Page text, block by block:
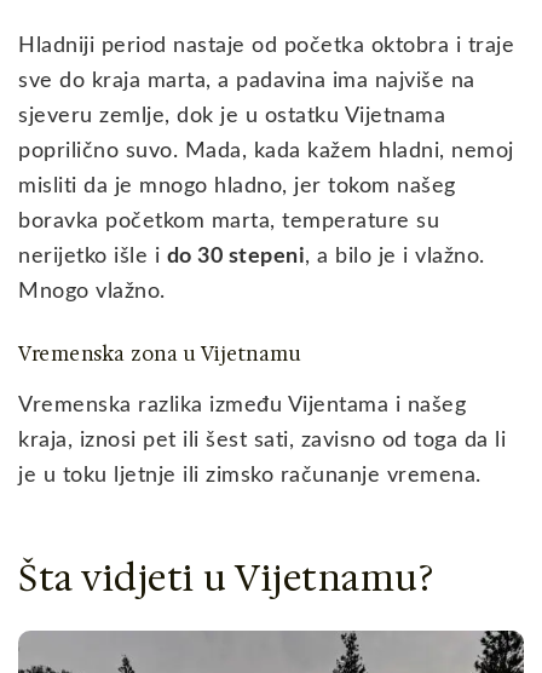
Hladniji period nastaje od početka oktobra i traje
sve do kraja marta, a padavina ima najviše na
sjeveru zemlje, dok je u ostatku Vijetnama
poprilično suvo. Mada, kada kažem hladni, nemoj
misliti da je mnogo hladno, jer tokom našeg
boravka početkom marta, temperature su
nerijetko išle i do 30 stepeni, a bilo je i vlažno.
Mnogo vlažno.
Vremenska zona u Vijetnamu
Vremenska razlika između Vijentama i našeg
kraja, iznosi pet ili šest sati, zavisno od toga da li
je u toku ljetnje ili zimsko računanje vremena.
Šta vidjeti u Vijetnamu?